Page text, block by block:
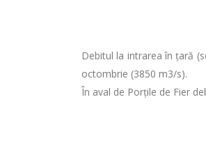
Debitul la intrarea în ţară
octombrie (3850 m3/s).
În aval de Porţile de Fier